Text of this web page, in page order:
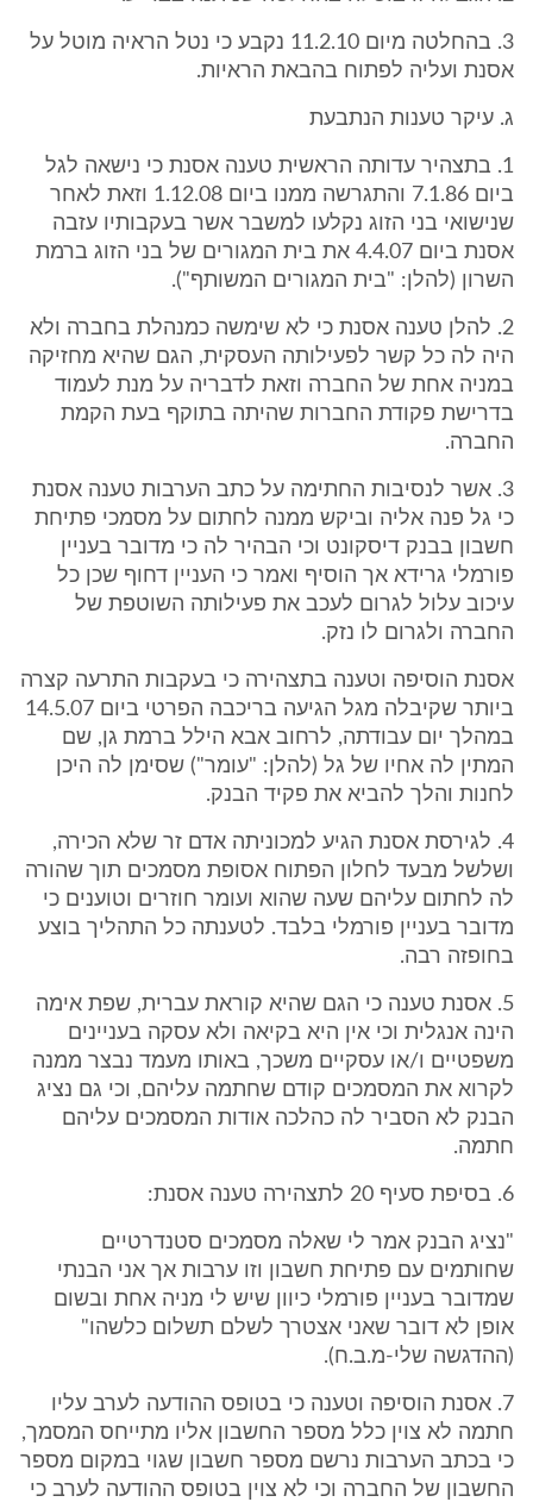
3. בהחלטה מיום 11.2.10 נקבע כי נטל הראיה מוטל על
אסנת ועליה לפתוח בהבאת הראיות.
ג. עיקר טענות הנתבעת
1. בתצהיר עדותה הראשית טענה אסנת כי נישאה לגל
ביום 7.1.86 והתגרשה ממנו ביום 1.12.08 וזאת לאחר
שנישואי בני הזוג נקלעו למשבר אשר בעקבותיו עזבה
אסנת ביום 4.4.07 את בית המגורים של בני הזוג ברמת
השרון (להלן: "בית המגורים המשותף").
2. להלן טענה אסנת כי לא שימשה כמנהלת בחברה ולא
היה לה כל קשר לפעילותה העסקית, הגם שהיא מחזיקה
במניה אחת של החברה וזאת לדבריה על מנת לעמוד
בדרישת פקודת החברות שהיתה בתוקף בעת הקמת
החברה.
3. אשר לנסיבות החתימה על כתב הערבות טענה אסנת
כי גל פנה אליה וביקש ממנה לחתום על מסמכי פתיחת
חשבון בבנק דיסקונט וכי הבהיר לה כי מדובר בעניין
פורמלי גרידא אך הוסיף ואמר כי העניין דחוף שכן כל
עיכוב עלול לגרום לעכב את פעילותה השוטפת של
החברה ולגרום לו נזק.
אסנת הוסיפה וטענה בתצהירה כי בעקבות התרעה קצרה
ביותר שקיבלה מגל הגיעה בריכבה הפרטי ביום 14.5.07
במהלך יום עבודתה, לרחוב אבא הילל ברמת גן, שם
המתין לה אחיו של גל (להלן: "עומר") שסימן לה היכן
לחנות והלך להביא את פקיד הבנק.
4. לגירסת אסנת הגיע למכוניתה אדם זר שלא הכירה,
ושלשל מבעד לחלון הפתוח אסופת מסמכים תוך שהורה
לה לחתום עליהם שעה שהוא ועומר חוזרים וטוענים כי
מדובר בעניין פורמלי בלבד. לטענתה כל התהליך בוצע
בחופזה רבה.
5. אסנת טענה כי הגם שהיא קוראת עברית, שפת אימה
הינה אנגלית וכי אין היא בקיאה ולא עסקה בעניינים
משפטיים ו/או עסקיים משכך, באותו מעמד נבצר ממנה
לקרוא את המסמכים קודם שחתמה עליהם, וכי גם נציג
הבנק לא הסביר לה כהלכה אודות המסמכים עליהם
חתמה.
6. בסיפת סעיף 20 לתצהירה טענה אסנת:
"נציג הבנק אמר לי שאלה מסמכים סטנדרטיים
שחותמים עם פתיחת חשבון וזו ערבות אך אני הבנתי
שמדובר בעניין פורמלי כיוון שיש לי מניה אחת ובשום
אופן לא דובר שאני אצטרך לשלם תשלום כלשהו"
(ההדגשה שלי-מ.ב.ח).
7. אסנת הוסיפה וטענה כי בטופס ההודעה לערב עליו
חתמה לא צוין כלל מספר החשבון אליו מתייחס המסמך,
כי בכתב הערבות נרשם מספר חשבון שגוי במקום מספר
החשבון של החברה וכי לא צוין בטופס ההודעה לערב כי